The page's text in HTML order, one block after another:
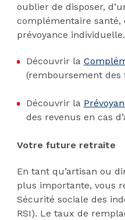
oublier de disposer,
complémentaire santé,
prévoyance individuelle.
Découvrir la
(remboursement des
Découvrir la
des revenus en cas
Votre future retraite
En tant qu’artisan ou
plus importante, vous
Sécurité sociale des
RSI). Le taux de